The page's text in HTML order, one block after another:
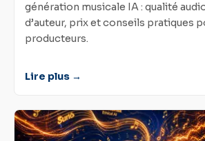
génération musicale IA : qualité
d’auteur, prix et conseils pratiques
producteurs.
Lire plus →